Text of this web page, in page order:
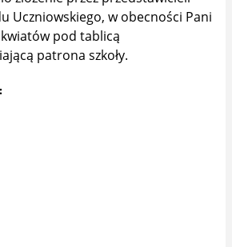
Uczniowskiego, w obecności Pani
pod tablicą
patrona szkoły.